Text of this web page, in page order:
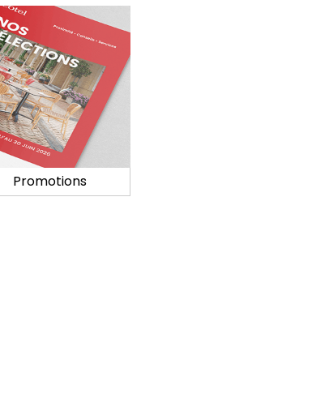
Promotions